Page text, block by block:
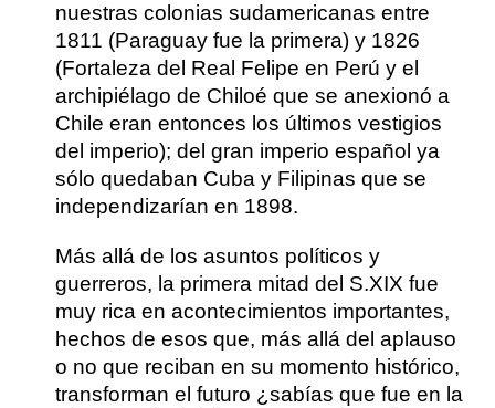
nuestras colonias sudamericanas entre
1811 (Paraguay fue la primera) y 1826
(Fortaleza del Real Felipe en Perú y el
archipiélago de Chiloé que se anexionó a
Chile eran entonces los últimos vestigios
del imperio); del gran imperio español ya
sólo quedaban Cuba y Filipinas que se
independizarían en 1898.
Más allá de los asuntos políticos y
guerreros, la primera mitad del S.XIX fue
muy rica en acontecimientos importantes,
hechos de esos que, más allá del aplauso
o no que reciban en su momento histórico,
transforman el futuro ¿sabías que fue en la